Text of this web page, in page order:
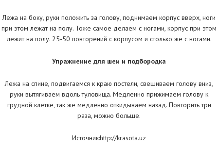
Лежа на боку, руки положить за голову, поднимаем корпус вверх, ноги
при этом лежат на полу. Тоже самое делаем с ногами, корпус при этом
лежит на полу. 25-50 повторений с корпусом и столько же с ногами.
Упражнение для шеи и подбородка
Лежа на спине, подвигаемся к краю постели, свешиваем голову вниз,
руки вытягиваем вдоль туловища. Медленно прижимаем голову к
грудной клетке, так же медленно откидываем назад. Повторить три
раза, можно больше.
Источник:http://krasota.uz